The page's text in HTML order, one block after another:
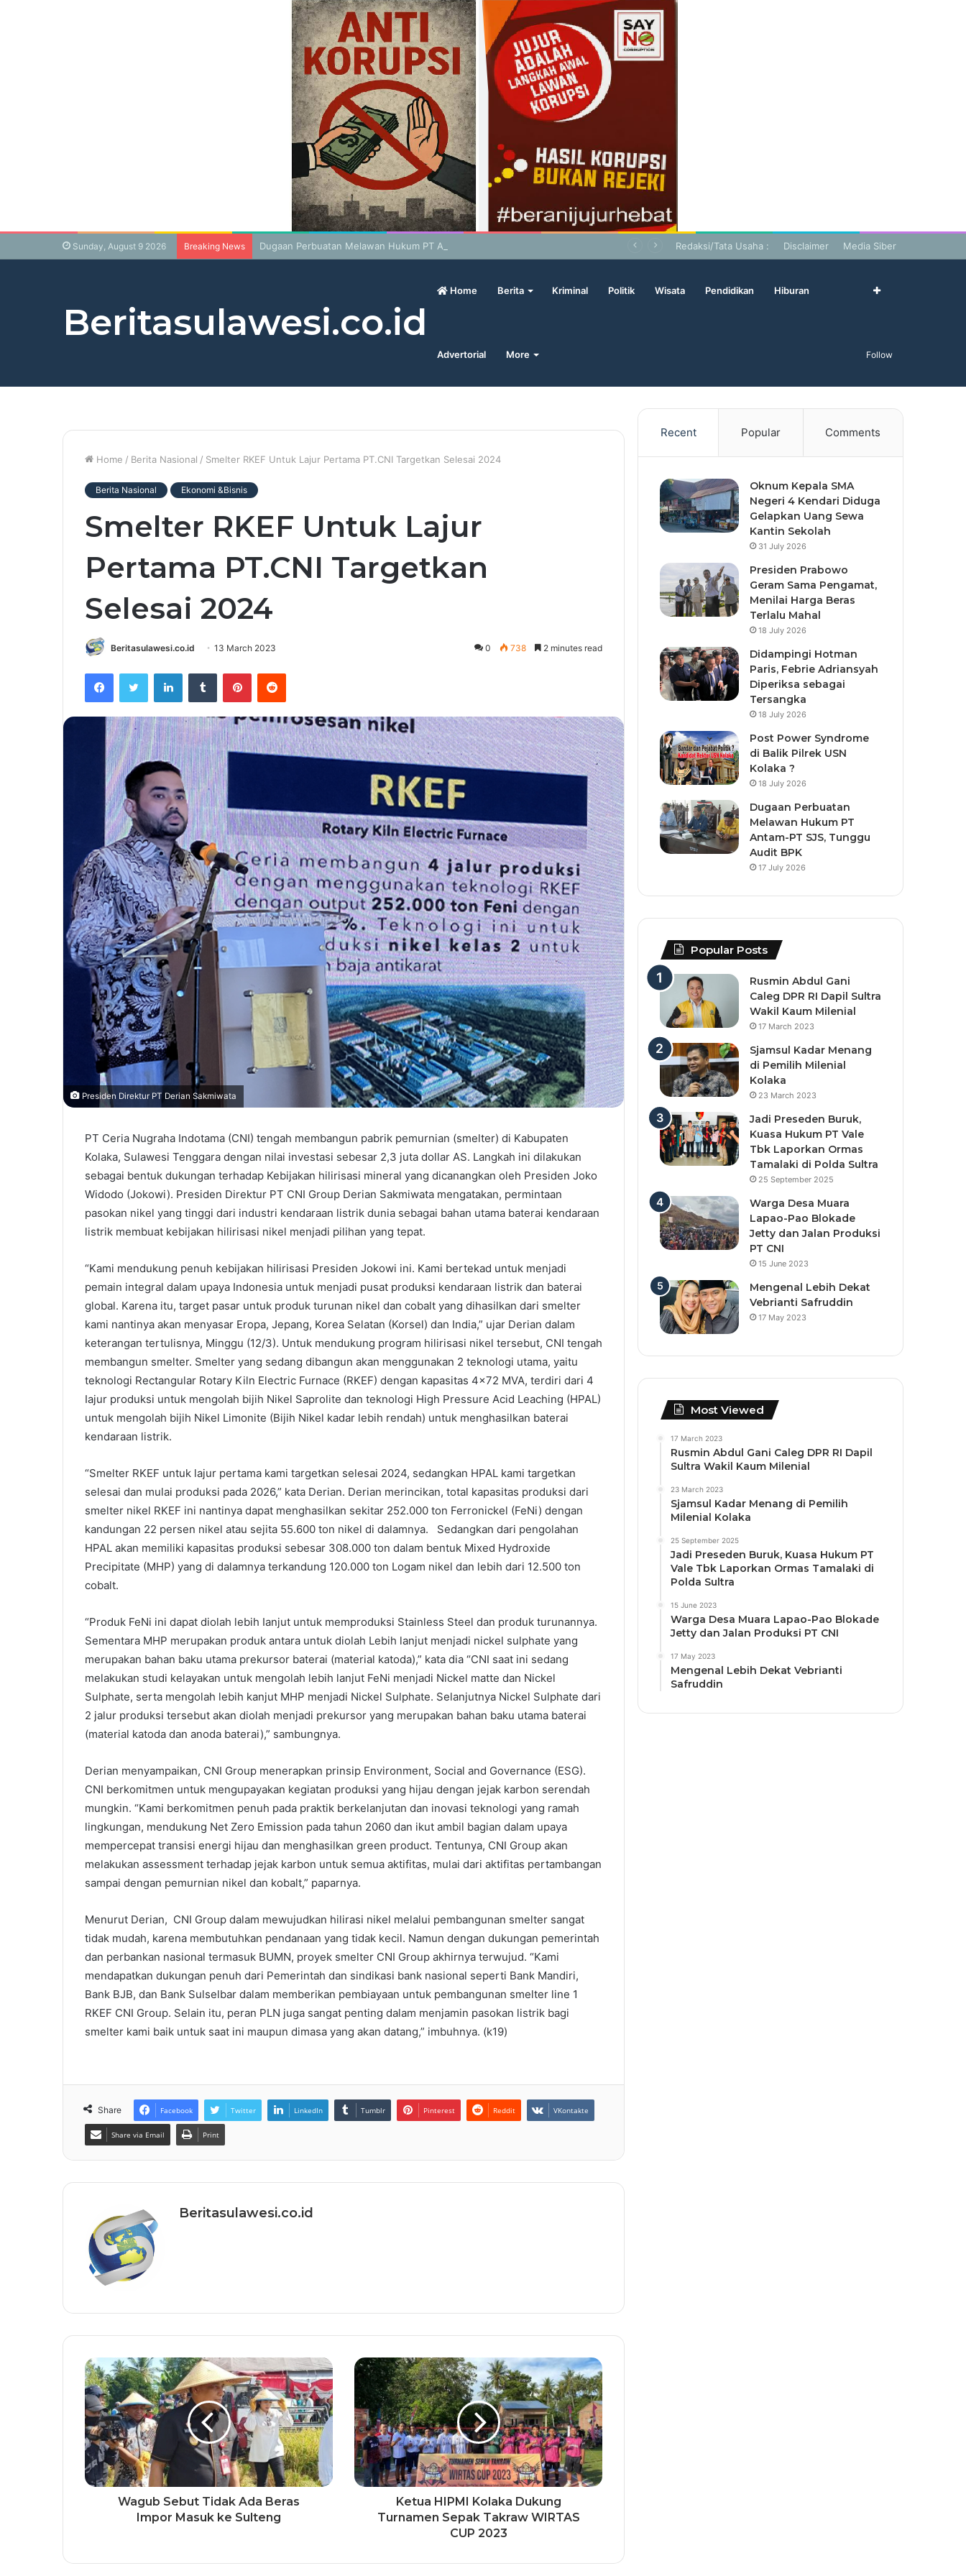
Sunday, August 9 2026 Breaking News Dugaan Perbuatan Melawan Hukum PT Antam-PT SJS, Tunggu Audit BPK Redaksi/Tata Usaha : Disclaimer Media Siber
Beritasulawesi.co.id
Home Berita Kriminal Politik Wisata Pendidikan Hiburan
Advertorial More Follow
Home / Berita Nasional / Smelter RKEF Untuk Lajur Pertama PT.CNI Targetkan Selesai 2024
Berita Nasional Ekonomi &Bisnis
Smelter RKEF Untuk Lajur
Pertama PT.CNI Targetkan
Selesai 2024
Beritasulawesi.co.id 13 March 2023 0 738 2 minutes read
Presiden Direktur PT Derian Sakmiwata
PT Ceria Nugraha Indotama (CNI) tengah membangun pabrik pemurnian (smelter) di Kabupaten
Kolaka, Sulawesi Tenggara dengan nilai investasi sebesar 2,3 juta dollar AS. Langkah ini dilakukan
sebagai bentuk dukungan terhadap Kebijakan hilirisasi mineral yang dicanangkan oleh Presiden Joko
Widodo (Jokowi). Presiden Direktur PT CNI Group Derian Sakmiwata mengatakan, permintaan
pasokan nikel yang tinggi dari industri kendaraan listrik dunia sebagai bahan utama baterai kendaraan
listrik membuat kebijakan hilirisasi nikel menjadi pilihan yang tepat.
“Kami mendukung penuh kebijakan hilirisasi Presiden Jokowi ini. Kami bertekad untuk menjadi
pemain integral dalam upaya Indonesia untuk menjadi pusat produksi kendaraan listrik dan baterai
global. Karena itu, target pasar untuk produk turunan nikel dan cobalt yang dihasilkan dari smelter
kami nantinya akan menyasar Eropa, Jepang, Korea Selatan (Korsel) dan India,” ujar Derian dalam
keterangan tertulisnya, Minggu (12/3). Untuk mendukung program hilirisasi nikel tersebut, CNI tengah
membangun smelter. Smelter yang sedang dibangun akan menggunakan 2 teknologi utama, yaitu
teknologi Rectangular Rotary Kiln Electric Furnace (RKEF) dengan kapasitas 4×72 MVA, terdiri dari 4
Iajur produksi untuk mengolah bijih Nikel Saprolite dan teknologi High Pressure Acid Leaching (HPAL)
untuk mengolah bijih Nikel Limonite (Bijih Nikel kadar lebih rendah) untuk menghasilkan baterai
kendaraan listrik.
“Smelter RKEF untuk lajur pertama kami targetkan selesai 2024, sedangkan HPAL kami targetkan
selesai dan mulai produksi pada 2026,” kata Derian. Derian merincikan, total kapasitas produksi dari
smelter nikel RKEF ini nantinya dapat menghasilkan sekitar 252.000 ton Ferronickel (FeNi) dengan
kandungan 22 persen nikel atau sejita 55.600 ton nikel di dalamnya. Sedangkan dari pengolahan
HPAL akan memiliki kapasitas produksi sebesar 308.000 ton dalam bentuk Mixed Hydroxide
Precipitate (MHP) yang di dalamnya terkandung 120.000 ton Logam nikel dan lebih dari 12.500 ton
cobalt.
“Produk FeNi ini dapat diolah lebih Ianjut untuk memproduksi Stainless Steel dan produk turunannya.
Sementara MHP merupakan produk antara untuk diolah Lebih lanjut menjadi nickel sulphate yang
merupakan bahan baku utama prekursor baterai (material katoda),” kata dia “CNI saat ini sedang
melakukan studi kelayakan untuk mengolah lebih lanjut FeNi menjadi Nickel matte dan Nickel
Sulphate, serta mengolah lebih kanjut MHP menjadi Nickel Sulphate. Selanjutnya Nickel Sulphate dari
2 jalur produksi tersebut akan diolah menjadi prekursor yang merupakan bahan baku utama baterai
(material katoda dan anoda baterai),” sambungnya.
Derian menyampaikan, CNI Group menerapkan prinsip Environment, Social and Governance (ESG).
CNI berkomitmen untuk mengupayakan kegiatan produksi yang hijau dengan jejak karbon serendah
mungkin. “Kami berkomitmen penuh pada praktik berkelanjutan dan inovasi teknologi yang ramah
lingkungan, mendukung Net Zero Emission pada tahun 2060 dan ikut ambil bagian dalam upaya
mempercepat transisi energi hijau dan menghasilkan green product. Tentunya, CNI Group akan
melakukan assessment terhadap jejak karbon untuk semua aktifitas, mulai dari aktifitas pertambangan
sampai dengan pemurnian nikel dan kobalt,” paparnya.
Menurut Derian, CNI Group dalam mewujudkan hilirasi nikel melalui pembangunan smelter sangat
tidak mudah, karena membutuhkan pendanaan yang tidak kecil. Namun dengan dukungan pemerintah
dan perbankan nasional termasuk BUMN, proyek smelter CNI Group akhirnya terwujud. “Kami
mendapatkan dukungan penuh dari Pemerintah dan sindikasi bank nasional seperti Bank Mandiri,
Bank BJB, dan Bank Sulselbar dalam memberikan pembiayaan untuk pembangunan smelter line 1
RKEF CNI Group. Selain itu, peran PLN juga sangat penting dalam menjamin pasokan listrik bagi
smelter kami baik untuk saat ini maupun dimasa yang akan datang,” imbuhnya. (k19)
Share Facebook Twitter LinkedIn Tumblr Pinterest Reddit VKontakte
Share via Email Print
Beritasulawesi.co.id
Wagub Sebut Tidak Ada Beras
Impor Masuk ke Sulteng
Ketua HIPMI Kolaka Dukung
Turnamen Sepak Takraw WIRTAS
CUP 2023
Recent Popular Comments
Oknum Kepala SMA
Negeri 4 Kendari Diduga
Gelapkan Uang Sewa
Kantin Sekolah
31 July 2026
Presiden Prabowo
Geram Sama Pengamat,
Menilai Harga Beras
Terlalu Mahal
18 July 2026
Didampingi Hotman
Paris, Febrie Adriansyah
Diperiksa sebagai
Tersangka
18 July 2026
Post Power Syndrome
di Balik Pilrek USN
Kolaka ?
18 July 2026
Dugaan Perbuatan
Melawan Hukum PT
Antam-PT SJS, Tunggu
Audit BPK
17 July 2026
Popular Posts
Rusmin Abdul Gani
Caleg DPR RI Dapil Sultra
Wakil Kaum Milenial
17 March 2023
Sjamsul Kadar Menang
di Pemilih Milenial
Kolaka
23 March 2023
Jadi Preseden Buruk,
Kuasa Hukum PT Vale
Tbk Laporkan Ormas
Tamalaki di Polda Sultra
25 September 2025
Warga Desa Muara
Lapao-Pao Blokade
Jetty dan Jalan Produksi
PT CNI
15 June 2023
Mengenal Lebih Dekat
Vebrianti Safruddin
17 May 2023
Most Viewed
17 March 2023
Rusmin Abdul Gani Caleg DPR RI Dapil
Sultra Wakil Kaum Milenial
23 March 2023
Sjamsul Kadar Menang di Pemilih
Milenial Kolaka
25 September 2025
Jadi Preseden Buruk, Kuasa Hukum PT
Vale Tbk Laporkan Ormas Tamalaki di
Polda Sultra
15 June 2023
Warga Desa Muara Lapao-Pao Blokade
Jetty dan Jalan Produksi PT CNI
17 May 2023
Mengenal Lebih Dekat Vebrianti
Safruddin